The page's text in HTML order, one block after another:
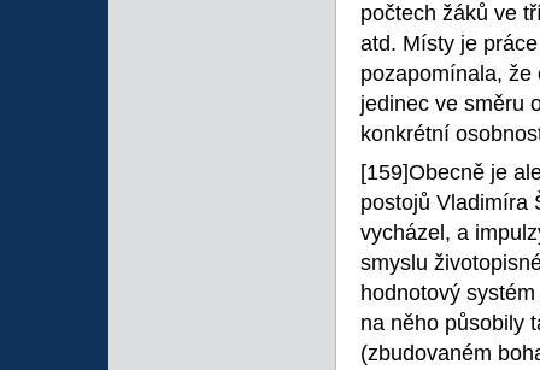
počtech žáků ve
atd. Místy je
pozapomínala,
jedinec ve směru
konkrétní
[159]Obecně je
postojů Vladimíra
vycházel, a
smyslu
hodnotový
na něho působily
(zbudovaném